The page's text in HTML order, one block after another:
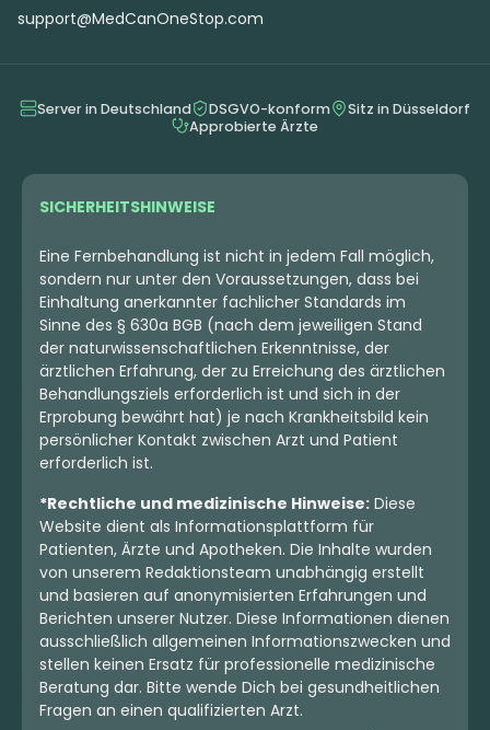
support@MedCanOneStop.com
Server in Deutschland DSGVO-konform
Sitz in Düsseldorf
Approbierte Ärzte
SICHERHEITSHINWEISE
Eine Fernbehandlung ist nicht in jedem Fall möglich,
sondern nur unter den Voraussetzungen, dass bei
Einhaltung anerkannter fachlicher Standards im
Sinne des § 630a BGB (nach dem jeweiligen Stand
der naturwissenschaftlichen Erkenntnisse, der
ärztlichen Erfahrung, der zu Erreichung des ärztlichen
Behandlungsziels erforderlich ist und sich in der
Erprobung bewährt hat) je nach Krankheitsbild kein
persönlicher Kontakt zwischen Arzt und Patient
erforderlich ist.
*Rechtliche und medizinische Hinweise: Diese
Website dient als Informationsplattform für
Patienten, Ärzte und Apotheken. Die Inhalte wurden
von unserem Redaktionsteam unabhängig erstellt
und basieren auf anonymisierten Erfahrungen und
Berichten unserer Nutzer. Diese Informationen dienen
ausschließlich allgemeinen Informationszwecken und
stellen keinen Ersatz für professionelle medizinische
Beratung dar. Bitte wende Dich bei gesundheitlichen
Fragen an einen qualifizierten Arzt.